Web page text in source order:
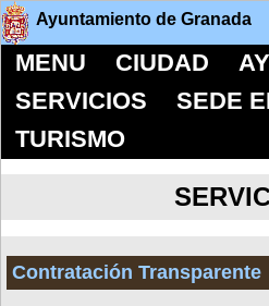
Ayuntamiento de Granada
MENU CIUDAD
SERVICIOS
SEDE
TURISMO
Contratación Transparente